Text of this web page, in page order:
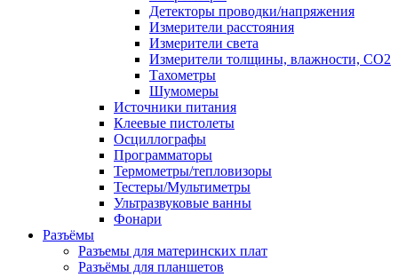
Детекторы проводки/напряжения
Измерители расстояния
Измерители света
Измерители толщины, влажности, CO2
Тахометры
Шумомеры
Источники питания
Клеевые пистолеты
Осциллографы
Программаторы
Термометры/тепловизоры
Тестеры/Мультиметры
Ультразвуковые ванны
Фонари
Разъёмы
Разъемы для материнских плат
Разъёмы для планшетов